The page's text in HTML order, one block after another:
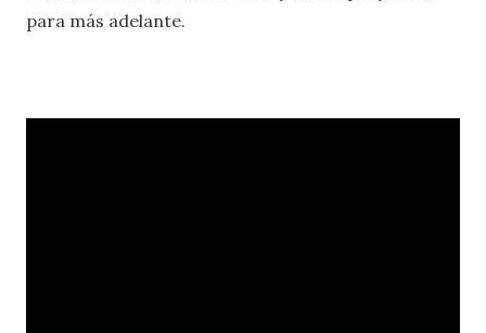
para más adelante.